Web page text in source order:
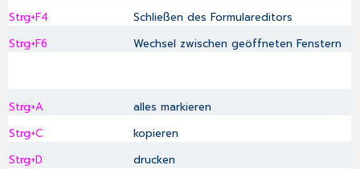
Strg+F4
Schließen des Formulareditors
Strg+F6
Wechsel zwischen geöffneten Fenstern
Strg+A
alles markieren
Strg+C
kopieren
Strg+D
drucken